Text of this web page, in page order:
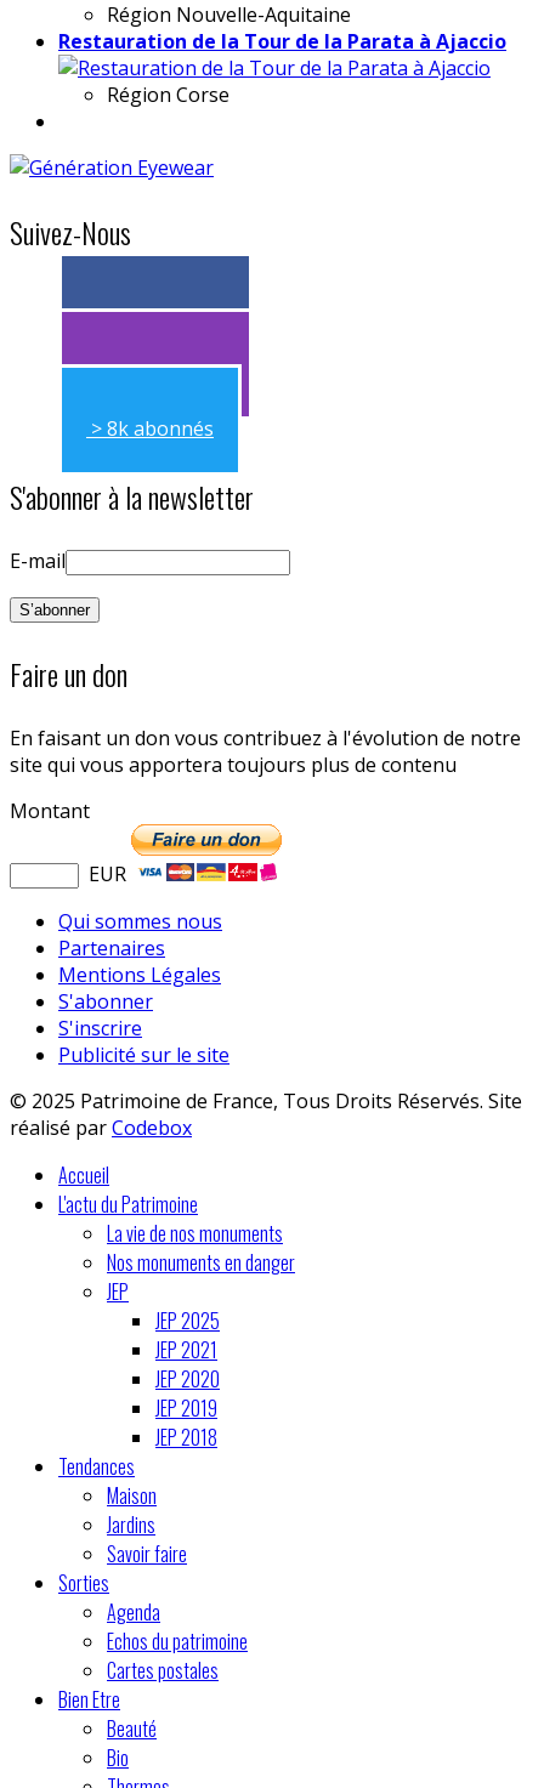
Région Nouvelle-Aquitaine
Restauration de la Tour de la Parata à Ajaccio
Région Corse
Suivez-Nous
> 11k abonnés
> 11k abonnés
> 8k abonnés
S'abonner à la newsletter
E-mail
Faire un don
En faisant un don vous contribuez à l'évolution de notre
site qui vous apportera toujours plus de contenu
Montant
EUR
Qui sommes nous
Partenaires
Mentions Légales
S'abonner
S'inscrire
Publicité sur le site
© 2025 Patrimoine de France, Tous Droits Réservés. Site
réalisé parCodebox
Accueil
L'actu du Patrimoine
La vie de nos monuments
Nos monuments en danger
JEP
JEP 2025
JEP 2021
JEP 2020
JEP 2019
JEP 2018
Tendances
Maison
Jardins
Savoir faire
Sorties
Agenda
Echos du patrimoine
Cartes postales
Bien Etre
Beauté
Bio